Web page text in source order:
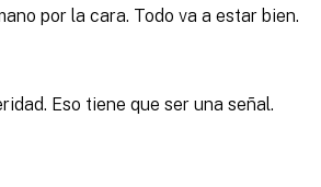
por la cara. Todo va a estar bien.
Eso tiene que ser una señal.